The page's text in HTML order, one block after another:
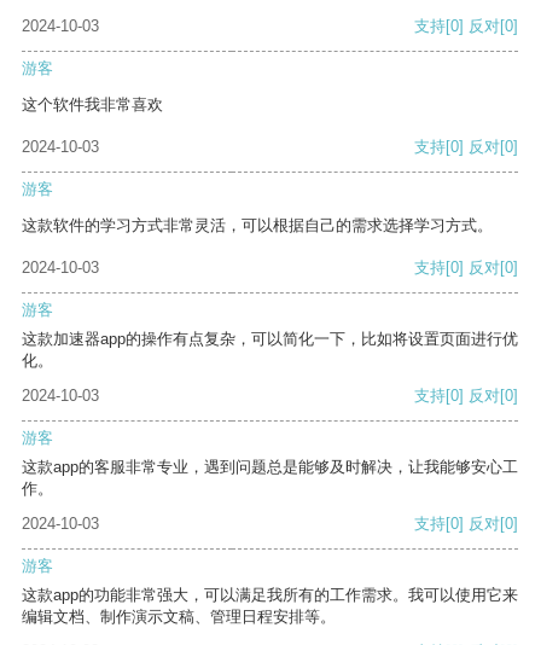
2024-10-03 支持[0] 反对[0]
游客
这个软件我非常喜欢
2024-10-03 支持[0] 反对[0]
游客
这款软件的学习方式非常灵活，可以根据自己的需求选择学习方式。
2024-10-03 支持[0] 反对[0]
游客
这款加速器app的操作有点复杂，可以简化一下，比如将设置页面进行优
化。
2024-10-03
支持[0] 反对[0]
游客
这款app的客服非常专业，遇到问题总是能够及时解决，让我能够安心工
作。
2024-10-03
支持[0] 反对[0]
游客
这款app的功能非常强大，可以满足我所有的工作需求。我可以使用它来
编辑文档、制作演示文稿、管理日程安排等。